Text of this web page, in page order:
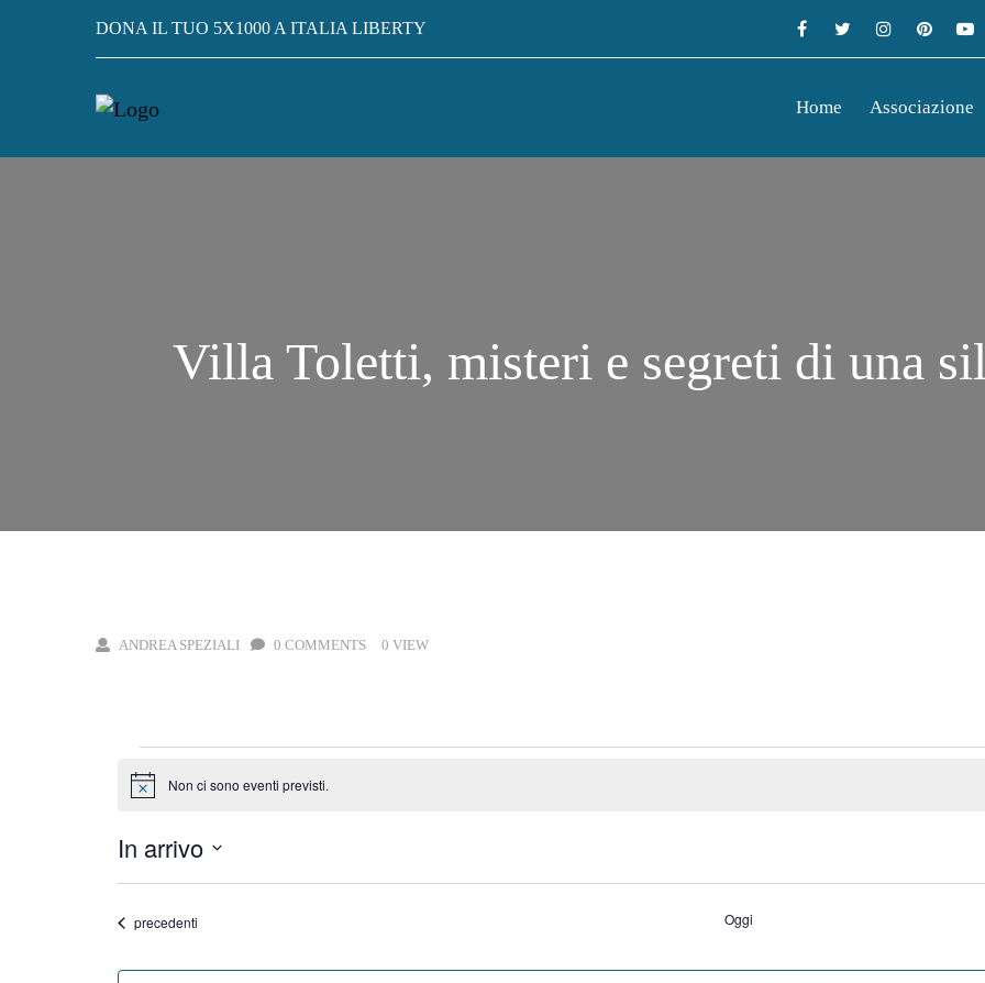
DONA IL TUO 5X1000 A ITALIA LIBERTY
Home Associazione
Villa Toletti, misteri e segreti di una
ANDREA SPEZIALI 0 COMMENTS 0 VIEW
Eventi
Notice Non ci sono eventi previsti.
In arrivo
Eventi
precedenti Oggi